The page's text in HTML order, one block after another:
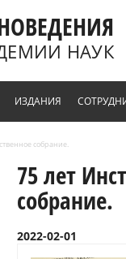
НАУК
ИЗДАНИЯ
собрание.
75 лет
собрание.
2022-02-01